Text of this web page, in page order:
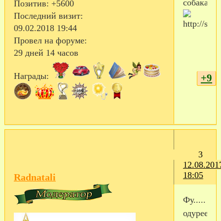
Позитив: +5600
Последний визит:
09.02.2018 19:44
Провел на форуме:
29 дней 14 часов
Награды:
собака))))
+9
3
18:05
Radnatali
Фу.....
одуреешь